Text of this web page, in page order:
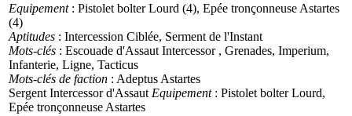
Equipement: Pistolet bolter Lourd (4), Epée tronçonneuse Astartes
(4)
Aptitudes : Intercession Ciblée, Serment de l'Instant
Mots-clés : Escouade d'Assaut Intercessor , Grenades, Imperium,
Infanterie, Ligne, Tacticus
Mots-clés de faction : Adeptus Astartes
Sergent Intercessor d'Assaut Equipement: Pistolet bolter Lourd,
Epée tronçonneuse Astartes